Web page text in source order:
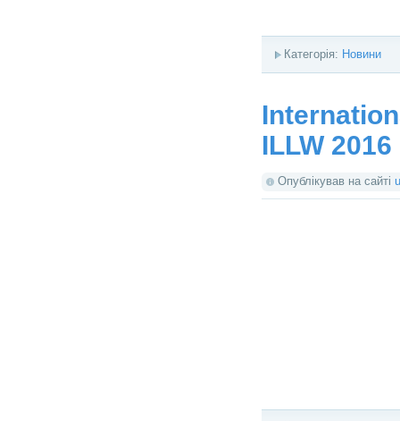
Категорія: Новини
ILLW 2016
Опублікував на сайті